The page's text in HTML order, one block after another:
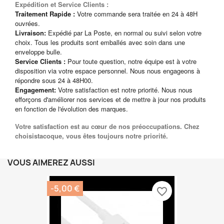
Expédition et Service Clients :
Traitement Rapide : Votre commande sera traitée en 24 à 48H
ouvrées.
Livraison: Expédié par La Poste, en normal ou suivi selon votre
choix. Tous les produits sont emballés avec soin dans une
enveloppe bulle.
Service Clients : Pour toute question, notre équipe est à votre
disposition via votre espace personnel. Nous nous engageons à
répondre sous 24 à 48H00.
Engagement: Votre satisfaction est notre priorité. Nous nous
efforçons d'améliorer nos services et de mettre à jour nos produits
en fonction de l'évolution des marques.
Votre satisfaction est au cœur de nos préoccupations. Chez
choisistacoque, vous êtes toujours notre priorité.
VOUS AIMEREZ AUSSI
-5,00 € favorite_border